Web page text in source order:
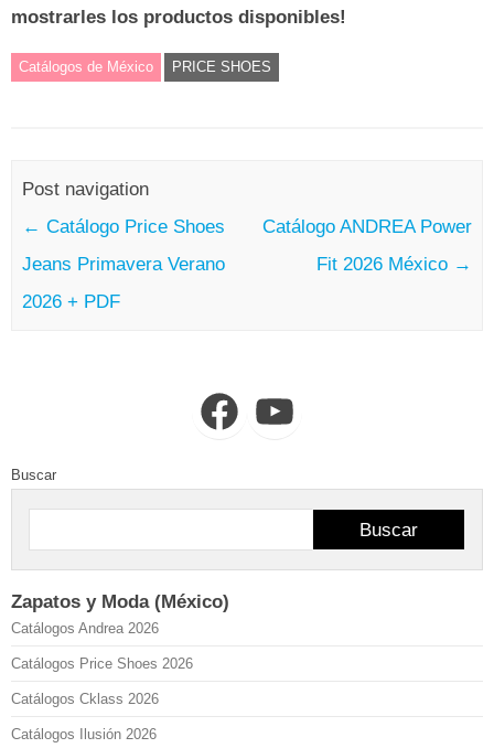
mostrarles los productos disponibles!
Catálogos de México PRICE SHOES
Post navigation
← Catálogo Price Shoes
Jeans Primavera Verano
2026 + PDF
Catálogo ANDREA Power
Fit 2026 México →
FacebookYouTube
Buscar
Buscar
Zapatos y Moda (México)
Catálogos Andrea 2026
Catálogos Price Shoes 2026
Catálogos Cklass 2026
Catálogos Ilusión 2026